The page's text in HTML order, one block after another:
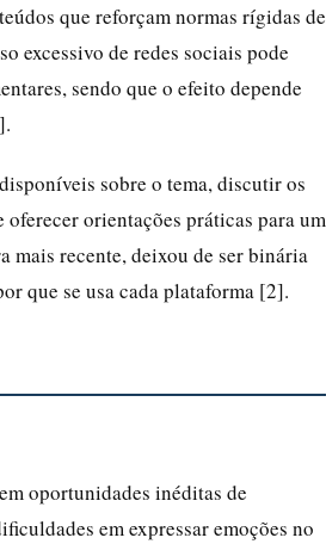
que reforçam normas rígidas de
excessivo de redes sociais pode
sendo que o efeito depende
sobre o tema, discutir os
orientações práticas para um
mais recente, deixou de ser binária
que se usa cada plataforma [2].
oportunidades inéditas de
em expressar emoções no